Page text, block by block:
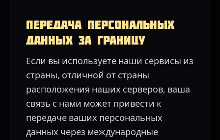
Передача персональных
данных за границу
Если вы используете наши сервисы из
страны, отличной от страны
расположения наших серверов, ваша
связь с нами может привести к
передаче ваших персональных
данных через международные